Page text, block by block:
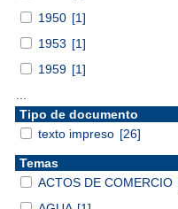
1950 [1]
1953 [1]
1959 [1]
Tipo de documento
texto impreso [26]
Temas
ACTOS DE COMERCIO